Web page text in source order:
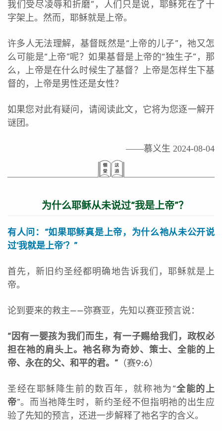
我们受尽凌辱和折磨”，人们只是说，耶稣死在了十
字架上。然而，耶稣就是上帝。
许多人无法理解，基督既然是“上帝的儿子”，祂又怎
么可能是“上帝”呢？如果基督是上帝的“独生子”，那
么，上帝是在什么时候生了基督？上帝是怎样生下基
督的，上帝是男性还是女性？
如果您对此有疑问，请阅读此文，它将为您逐一解开
谜团。
——慕义生 2024-08-04
为什么耶稣从未说过“我是上帝”？
有人问：“如果耶稣真是上帝，为什么祂从未公开说
过‘我就是上帝’？”
首先，新旧约圣经都明确地告诉我们，耶稣就是上
帝。
论到要来的救主——弥赛亚，先知以赛亚预言说：
“因有一婴孩为我们而生，有一子赐给我们，政权必
担在祂的肩头上。祂名称为奇妙、策士、全能的上
帝、永在的父、和平的君。” （赛9:6）
圣经在耶稣降生前的数百年，就称祂为“全能的上
帝”。而当祂降生时，新约圣经不但指明祂的出生应
验了先知的预言，还进一步解释了祂名字的含义。